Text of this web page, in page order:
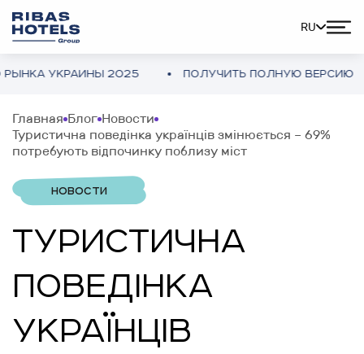
RU
УКРАИНЫ 2025 ПОЛУЧИТЬ ПОЛНУЮ ВЕРСИЮ
Главная Блог Новости
Туристична поведінка українців змінюється – 69%
потребують відпочинку поблизу міст
НОВОСТИ
ТУРИСТИЧНА
ПОВЕДІНКА
УКРАЇНЦІВ